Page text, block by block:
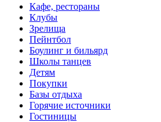
Кафе, рестораны
Клубы
Зрелища
Пейнтбол
Боулинг и бильярд
Школы танцев
Детям
Покупки
Базы отдыха
Горячие источники
Гостиницы